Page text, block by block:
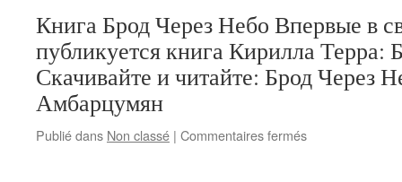
Книга Брод Через Небо Впервые в
публикуется книга Кирилла Терра:
Скачивайте и читайте: Брод Через
Амбарцумян
Publié dans Non classé | Commentaires ferméssur